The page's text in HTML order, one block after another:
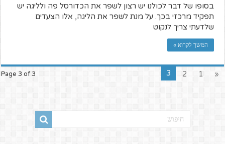
בסופו של דבר לכולנו יש רצון לשפר את הכדורסל פה ולליגה יש
תפקיד מרכזי בכך. על מנת לשפר את הליגה, אלו הצעדים
שלדעתי צריך לנקוט
המשך לקרוא »
Page 3 of 3 «
1
2
3